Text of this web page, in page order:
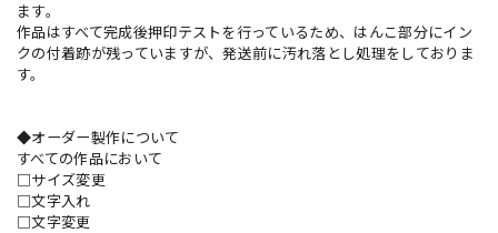
ます。
作品はすべて完成後押印テストを行っているため、はんこ部分にイン
クの付着跡が残っていますが、発送前に汚れ落とし処理をしておりま
す。
◆オーダー製作について
すべての作品において
□サイズ変更
□文字入れ
□文字変更